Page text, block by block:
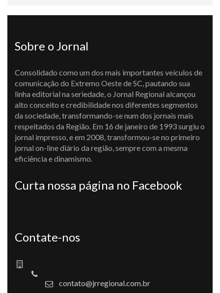
Sobre o Jornal
Consolidado como um dos mais importantes veículos de
comunicação do Extremo Oeste de SC, pautando sua
linha editorial na seriedade, o Jornal Regional alcançou
alto conceito e credibilidade nos diferentes segmentos
da sociedade, transformando-se num dos jornais mais
respeitados da Região. Em 16 de janeiro de 1993 surgiu o
jornal impresso, e em 2008, transformou-se no primeiro
jornal on-line diário da região, sempre com a mesma
eficiência e dinamismo.
Curta nossa página no Facebook
Contate-nos
contato@jrregional.com.br